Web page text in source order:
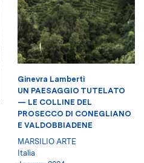
Ginevra Lamberti
UN PAESAGGIO TUTELATO
— LE COLLINE DEL
PROSECCO DI CONEGLIANO
E VALDOBBIADENE
MARSILIO ARTE
Italia